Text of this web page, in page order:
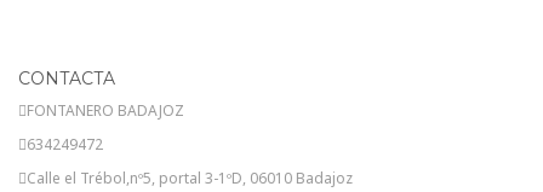
CONTACTA
FONTANERO BADAJOZ
634249472
Calle el Trébol,nº5, portal 3-1ºD, 06010 Badajoz